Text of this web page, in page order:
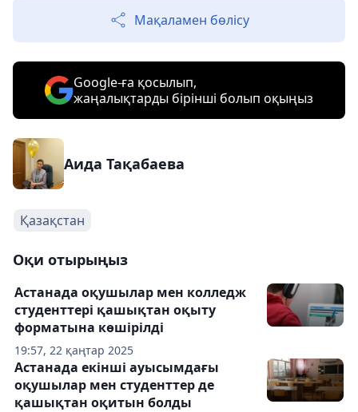
Мақаламен бөлісу
Google-ға қосылып,
жаңалықтарды бірінші болып оқыңыз
Аида Тақабаева
Қазақстан
Оқи отырыңыз
19:57, 22 қаңтар 2025
Астанада оқушылар мен колледж
студенттері қашықтан оқыту
форматына көшірілді
Астанада екінші ауысымдағы
оқушылар мен студенттер де
қашықтан оқитын болды